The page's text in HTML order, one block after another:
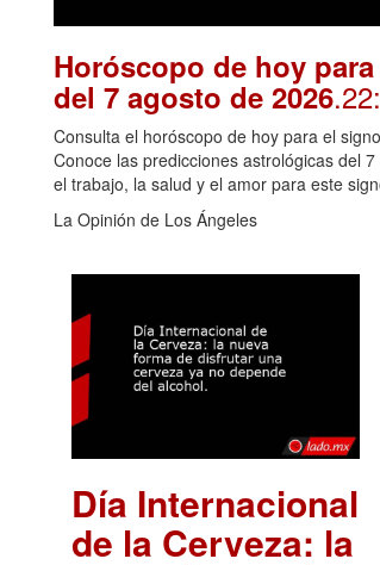
Horóscopo de hoy
del 7 agosto de 2026
Consulta el horóscopo de hoy para el
Conoce las predicciones astrológicas del
el trabajo, la salud y el amor para este
La Opinión de Los Ángeles
Día Internacional
de la Cerveza: la